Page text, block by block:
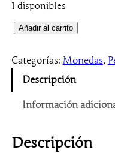
1 disponibles
C
é
Añadir al carrito
Categorías: Monedas,
Descripción
Información
Descripción